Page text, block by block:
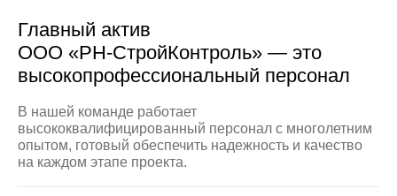
Главный актив
ООО «РН-СтройКонтроль» — это
высокопрофессиональный персонал
В нашей команде работает
высококвалифицированный персонал с многолетним
опытом, готовый обеспечить надежность и качество
на каждом этапе проекта.